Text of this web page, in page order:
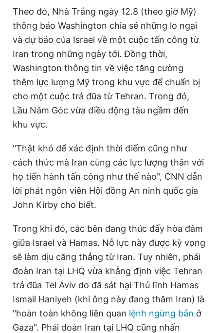
Đặt báo Quảng cáo RSS Tòa soạn Chính sách bảo
Tổng biên tập: Nguyễn Ngọc Toàn
Phó tổng biên tập thường trực: Hải Thành
Phó tổng biên tập: Lâm Hiếu Dũng
Phó tổng biên tập: Trần Việt Hưng
Tổng thư ký tòa soạn: Đức Trung
Giấy phép xuất bản số 110/GP - BTTTT cấp ngày 24.3.2020
© 2003-2026 Bản quyền thuộc về Báo Thanh Niên. Cấm sao
bản. Phát triển bởi ePi Technologies, JSC.
Theo đó, Nhà Trắng ngày 12.8 (theo giờ Mỹ)
thông báo Washington chia sẻ những lo ngại
và dự báo của Israel về một cuộc tấn công từ
Iran trong những ngày tới. Đồng thời,
Washington thông tin về việc tăng cường
thêm lực lượng Mỹ trong khu vực để chuẩn bị
cho một cuộc trả đũa từ Tehran. Trong đó,
Lầu Năm Góc vừa điều động tàu ngầm đến
khu vực.
"Thật khó để xác định thời điểm cũng như
cách thức mà Iran cùng các lực lượng thân với
họ tiến hành tấn công như thế nào", CNN dẫn
lời phát ngôn viên Hội đồng An ninh quốc gia
John Kirby cho biết.
Trong khi đó, các bên đang thúc đẩy hòa đàm
giữa Israel và Hamas. Nỗ lực này được kỳ vọng
sẽ làm dịu căng thẳng từ Iran. Tuy nhiên, phái
đoàn Iran tại LHQ vừa khẳng định việc Tehran
trả đũa Tel Aviv do đã sát hại Thủ lĩnh Hamas
Ismail Haniyeh (khi ông này đang thăm Iran) là
"hoàn toàn không liên quan lệnh ngừng bắn ở
Gaza". Phái đoàn Iran tại LHQ cũng nhấn